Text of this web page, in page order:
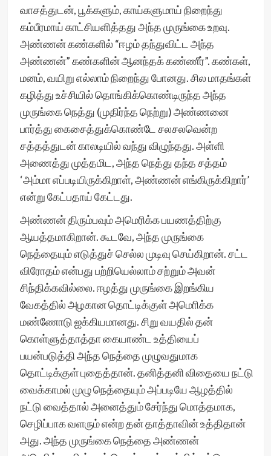
வாசத்துடன், பூக்களும், காய்களுமாய் நிறைந்து
கம்பீரமாய் காட்சியளித்தது அந்த முருங்கை உறவு.
அண்ணன் கண்களில் “ஈழம் தந்துவிட்ட அந்த
அண்ணன்” கண்களின் ஆனந்தக் கண்ணீர்”. கண்கள்,
மனம், வயிறு எல்லாம் நிறைந்து போனது. சில மாதங்கள்
கழித்து உச்சியில் தொங்கிக்கொண்டிருந்த அந்த
முருங்கை நெத்து (முதிர்ந்த நெற்று) அண்ணனை
பார்த்து கைசைத்துக்கொண்டே சலசலவென்ற
சத்தத்துடன் காலடியில் வந்து விழுந்தது. அள்ளி
அணைத்து முத்தமிட, அந்த நெத்து தந்த சத்தம்
‘அம்மா எப்படியிருக்கிறாள், அண்ணன் எங்கிருக்கிறார்’
என்று கேட்பதாய் கேட்டது.
அண்ணன் திரும்பவும் அமெரிக்க பயணத்திற்கு
ஆயத்தமாகிறான். கூடவே, அந்த முருங்கை
நெத்தையும் எடுத்துச் செல்ல முடிவு செய்கிறான். சட்ட
விரோதம் என்பது பற்றியெல்லாம் சற்றும் அவன்
சிந்திக்கவில்லை. ஈழத்து முருங்கை இறங்கிய
வேகத்தில் அழகான தொட்டிக்குள் அமொிக்க
மண்ணோடு ஐக்கியமானது. சிறு வயதில் தன்
கொள்ளுத்தாத்தா கையாண்ட உத்தியைப்
பயன்படுத்தி அந்த நெத்தை முழுவதுமாக
தொட்டிக்குள் புதைத்தான். தனித்தனி விதையை நட்டு
வைக்காமல் முழு நெத்தையும் அப்படியே ஆழத்தில்
நட்டு வைத்தால் அனைத்தும் சேர்ந்து மொத்தமாக,
செழிப்பாக வளரும் என்ற தன் தாத்தாவின் உத்திதான்
அது. அந்த முருங்கை நெத்தை அண்ணன்